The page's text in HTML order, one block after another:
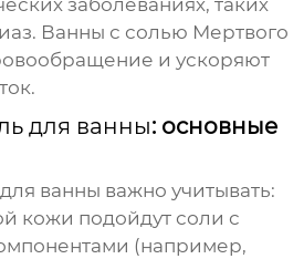
заболеваниях, таких
Ванны с солью Мертвого
и ускоряют
для ванны: основные
ванны важно учитывать:
кожи подойдут соли с
(например,